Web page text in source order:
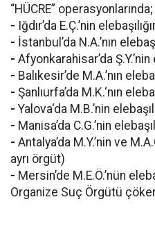
“HÜCRE” operasyonlarında;
- Iğdır’da E.Ç.’nin
- İstanbul’da N.A.’nın
- Afyonkarahisar’da Ş.Y.’nin
- Balıkesir’de M.A.’nın
- Şanlıurfa’da M.K.‘nın
- Yalova‘da M.B.’nin
- Manisa’da C.G.’nin
- Antalya’da M.Y.’nin ve
ayrı örgüt)
- Mersin’de M.E.Ö.’nün
Organize Suç Örgütü